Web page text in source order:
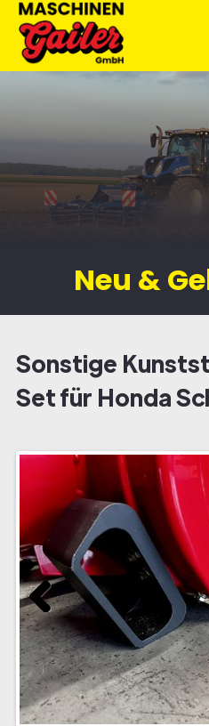
Neu &
Sonstige
Set für Honda
Previous